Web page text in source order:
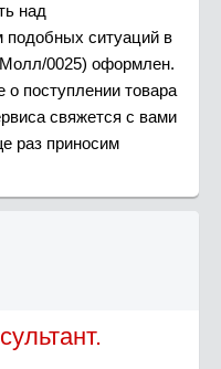
над
подобных ситуаций в
0025) оформлен.
поступлении товара
свяжется с вами
раз приносим